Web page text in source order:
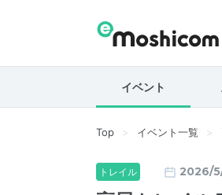
イベント
Top イベント一覧
トレイル 2026/